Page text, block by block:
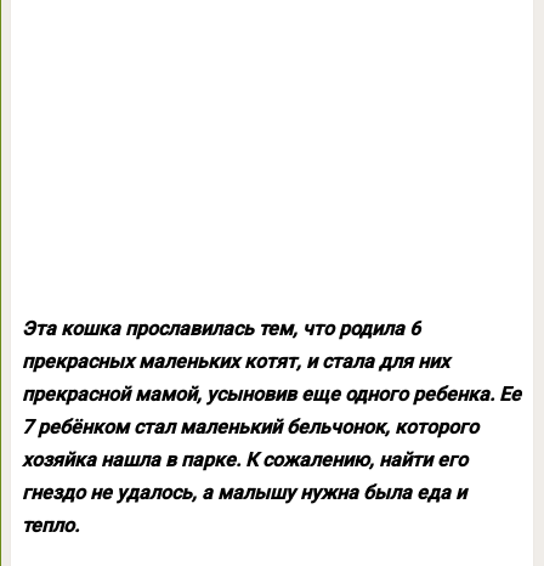
Эта кошка прославилась тем, что родила 6
прекрасных маленьких котят, и стала для них
прекрасной мамой, усыновив еще одного ребенка. Ее
7 ребёнком стал маленький бельчонок, которого
хозяйка нашла в парке. К сожалению, найти его
гнездо не удалось, а малышу нужна была еда и
тепло.